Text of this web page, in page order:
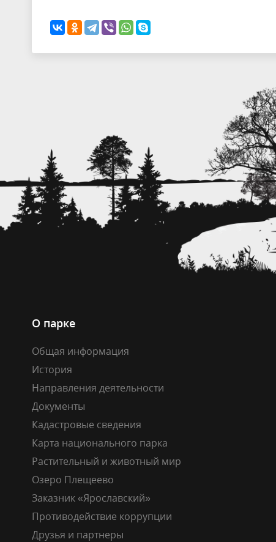
О парке
Общая информация
История
Направления деятельности
Документы
Кадастровые сведения
Карта национального парка
Растительный и животный мир
Озеро Плещеево
Заказник «Ярославский»
Противодействие коррупции
Друзья и партнеры